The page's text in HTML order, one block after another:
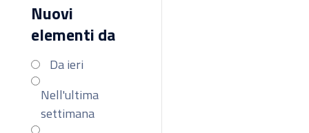
Nuovi
elementi da
Da ieri
Nell'ultima
settimana